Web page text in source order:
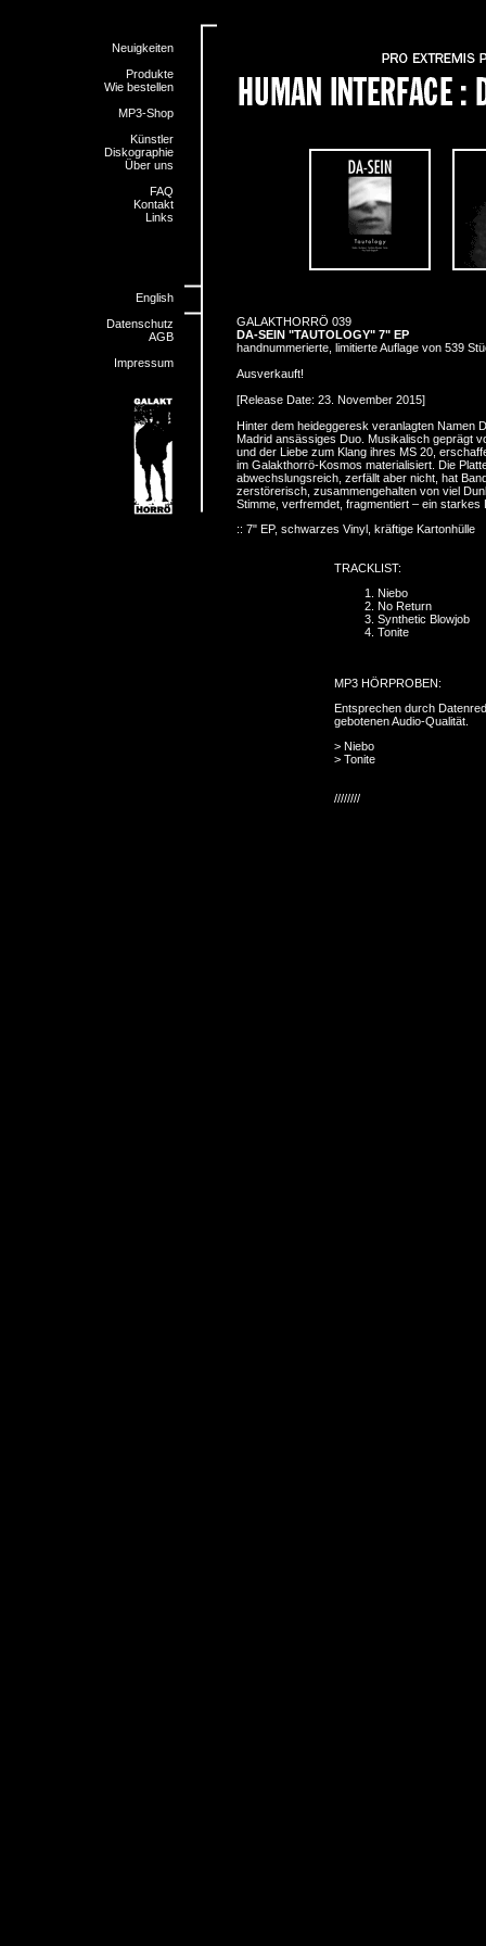
Neuigkeiten
Produkte
Wie bestellen
MP3-Shop
Künstler
Diskographie
Über uns
FAQ
Kontakt
Links
English
Datenschutz
AGB
Impressum
GALAKTHORRÖ 039
DA-SEIN "TAUTOLOGY" 7" EP
handnummerierte, limitierte Auflage von 539
Ausverkauft!
[Release Date: 23. November 2015]
Hinter dem heideggeresk veranlagten Namen
Madrid ansässiges Duo. Musikalisch geprägt
und der Liebe zum Klang ihres MS 20,
im Galakthorrö-Kosmos materialisiert. Die
abwechslungsreich, zerfällt aber nicht, hat
zerstörerisch, zusammengehalten von viel
Stimme, verfremdet, fragmentiert – ein starkes
:: 7" EP, schwarzes Vinyl, kräftige Kartonhülle
TRACKLIST:
Niebo
No Return
Synthetic Blowjob
Tonite
MP3 HÖRPROBEN:
Entsprechen durch
gebotenen Audio-Qualität.
> Niebo
> Tonite
////////